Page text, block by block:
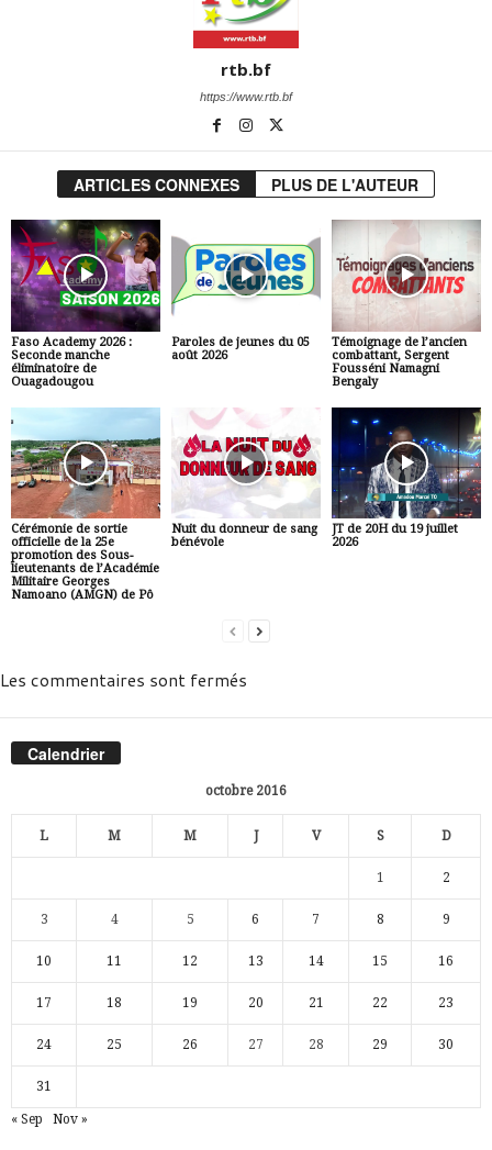
rtb.bf
https://www.rtb.bf
ARTICLES CONNEXES PLUS DE L'AUTEUR
Faso Academy 2026 :
Seconde manche
éliminatoire de
Ouagadougou
Paroles de jeunes du 05
août 2026
Témoignage de l’ancien
combattant, Sergent
Fousséni Namagni
Bengaly
Cérémonie de sortie
officielle de la 25e
promotion des Sous-
lieutenants de l’Académie
Militaire Georges
Namoano (AMGN) de Pô
Nuit du donneur de sang
bénévole
JT de 20H du 19 juillet
2026
Les commentaires sont fermés
Calendrier
octobre 2016
L M M J V S D
1 2
3 4 5 6 7 8 9
10 11 12 13 14 15 16
17 18 19 20 21 22 23
24 25 26 27 28 29 30
31
« Sep Nov »